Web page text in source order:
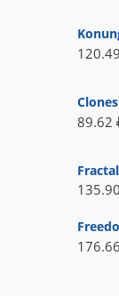
120.49
89.62
135.90
176.66